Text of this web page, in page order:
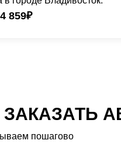
859₽
ЗАКАЗАТЬ
пошагово